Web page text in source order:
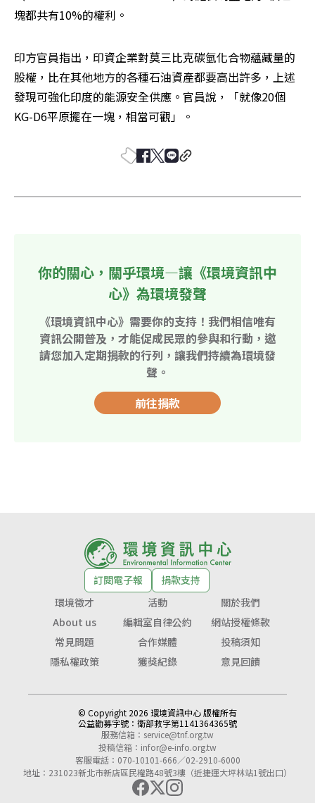
塊都共有10%的權利。
印方官員指出，印資企業對莫三比克碳氫化合物蘊藏量的
股權，比在其他地方的各種石油資產都要高出許多，上述
發現可強化印度的能源安全供應。官員說，「就像20個
KG-D6平原擺在一塊，相當可觀」。
你的關心，關乎環境—讓《環境資訊中
心》為環境發聲
《環境資訊中心》需要你的支持！我們相信唯有
資訊公開普及，才能促成民眾的參與和行動，邀
請您加入定期捐款的行列，讓我們持續為環境發
聲。
前往捐款
訂閱電子報
捐款支持
環境徵才
活動
關於我們
About us
編輯室自律公約
網站授權條款
常見問題
合作媒體
投稿須知
隱私權政策
獲獎紀錄 意見回饋
© Copyright 2026 環境資訊中心 版權所有
公益勸募字號： 衛部救字第1141364365號
服務信箱： service@tnf.org.tw
投稿信箱： infor@e-info.org.tw
客服電話：070-10101-666／02-2910-6000
地址：231023新北市新店區民權路48號3樓（近捷運大坪林站1號出口）